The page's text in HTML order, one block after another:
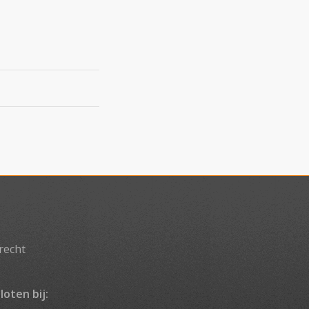
bij: